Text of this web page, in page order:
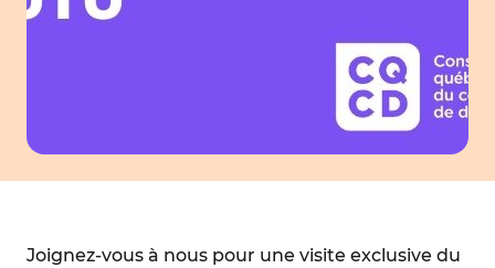
Joignez-vous à nous pour une visite exclusive du